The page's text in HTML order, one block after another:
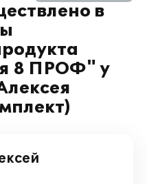
в
8 ПРОФ" у